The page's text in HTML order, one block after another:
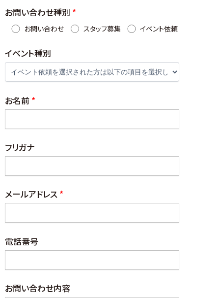
お問い合わせ種別 *
お問い合わせ スタッフ募集 イベント依頼
イベント種別
お名前 *
フリガナ
メールアドレス *
電話番号
お問い合わせ内容